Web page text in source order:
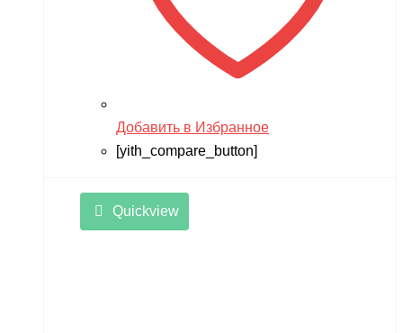
Добавить в Избранное
[yith_compare_button]
Quickview